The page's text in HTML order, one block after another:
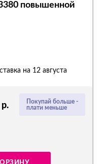
Покупай больше -
плати меньше
р.
повышенной
на 12 августа